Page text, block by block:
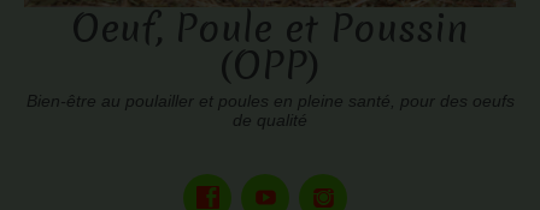
Oeuf, Poule et Poussin
(OPP)
Bien-être au poulailler et poules en pleine santé, pour des oeufs
de qualité